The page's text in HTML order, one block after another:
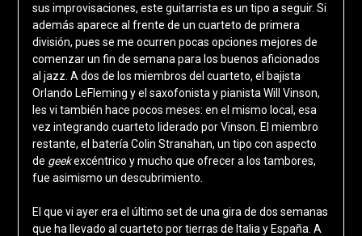
sus improvisaciones, este guitarrista es un tipo a seguir. Si
además aparece al frente de un cuarteto de primera
división, pues se me ocurren pocas opciones mejores de
comenzar un fin de semana para los buenos aficionados
al jazz. A dos de los miembros del cuarteto, el bajista
Orlando LeFleming y el saxofonista y pianista Will Vinson,
les vi también hace pocos meses: en el mismo local, esa
vez integrando cuarteto liderado por Vinson. El miembro
restante, el batería Colin Stranahan, un tipo con aspecto
de geekexcéntrico y mucho que ofrecer a los tambores,
fue asimismo un descubrimiento.
El que vi ayer era el último set de una gira de dos semanas
que ha llevado al cuarteto por tierras de Italia y España. A